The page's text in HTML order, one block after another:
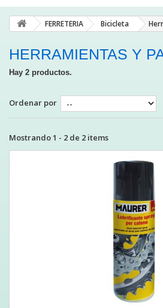
FERRETERIA Bicicleta
HERRAMIENTAS Y
Hay 2 productos.
Ordenar por
Mostrando 1 - 2 de 2 items